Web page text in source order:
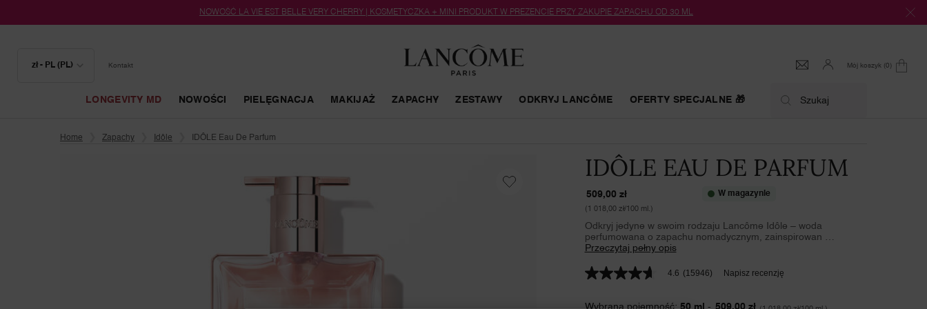
NOWOŚĆ LA VIE EST BELLE VERY CHERRY | KOSMETYCZKA + MINI PRODUKT W PREZENCIE PRZY ZAKUPIE ZAPACHU OD 30 ML
zł - PL (PL) Kontakt Mój koszyk 0
0 produkt
LONGEVITY MD NOWOŚCI PIELĘGNACJA MAKIJAŻ ZAPACHY ZESTAWY ODKRYJ LANCÔME OFERTY SPECJALNE 🎁 Szukaj
Home
Zapachy Idôle IDÔLE Eau De Parfum
IDÔLE EAU DE PARFUM
509,00 zł
(1 018,00 zł/100 ml.)
W magazynie
Odkryj jedyne w swoim rodzaju Lancôme Idôle – woda
perfumowana o zapachu nomadycznym, zainspirowan …
Przeczytaj pełny opis
4.6
5
4.6 (15946) Napisz recenzję